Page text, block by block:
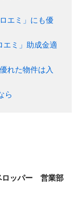
エミ」にも優
エミ」助成金適
れた物件は入
ら
ロッパー 営業部